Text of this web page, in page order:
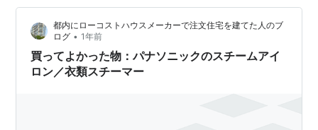
内なので、短かったです。腕立て15回していれば待てる
時間でしょうか...？ ２．重さ 本体のみの場合919グラ
ム、 水を入れた場合1…
都内にローコストハウスメーカーで注文住宅を建てた人のブ
ログ • 1年前
買ってよかった物：パナソニックのスチームアイ
ロン／衣類スチーマー